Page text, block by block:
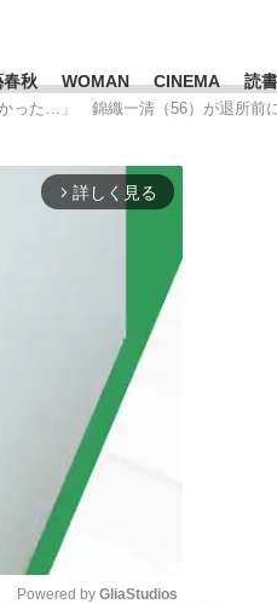
皇室典範改正は「だまし討ち」…
春秋 WOMAN CINEMA 読書
った…」 錦織一清（56）が退所前
arrow_forward_ios 詳しく見る
Powered by GliaStudios